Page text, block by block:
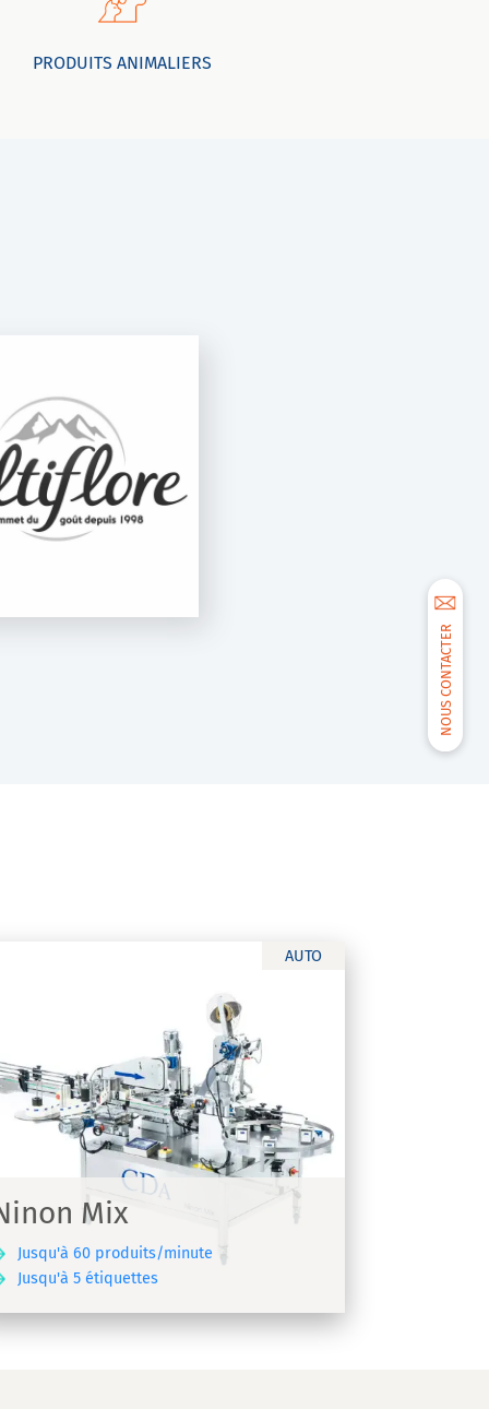
NOUS CONTACTER
PRODUITS ANIMALIERS
AUTO
Mix
Jusqu'à 60 produits/minute
Jusqu'à 5 étiquettes